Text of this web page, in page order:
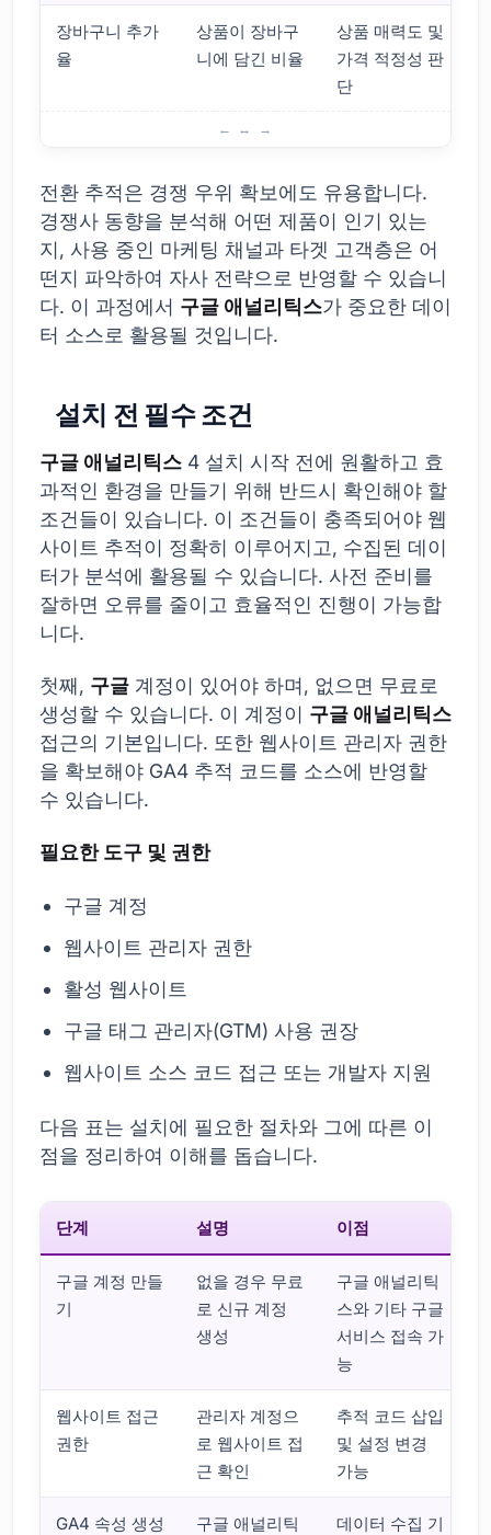
장바구니 추가
율
상품이 장바구
니에 담긴 비율
상품 매력도 및
가격 적정성 판
단
전환 추적은 경쟁 우위 확보에도 유용합니다.
경쟁사 동향을 분석해 어떤 제품이 인기 있는
지, 사용 중인 마케팅 채널과 타겟 고객층은 어
떤지 파악하여 자사 전략으로 반영할 수 있습니
다. 이 과정에서 구글 애널리틱스가 중요한 데이
터 소스로 활용될 것입니다.
설치 전 필수 조건
구글 애널리틱스 4 설치 시작 전에 원활하고 효
과적인 환경을 만들기 위해 반드시 확인해야 할
조건들이 있습니다. 이 조건들이 충족되어야 웹
사이트 추적이 정확히 이루어지고, 수집된 데이
터가 분석에 활용될 수 있습니다. 사전 준비를
잘하면 오류를 줄이고 효율적인 진행이 가능합
니다.
첫째, 구글 계정이 있어야 하며, 없으면 무료로
생성할 수 있습니다. 이 계정이 구글 애널리틱스
접근의 기본입니다. 또한 웹사이트 관리자 권한
을 확보해야 GA4 추적 코드를 소스에 반영할
수 있습니다.
필요한 도구 및 권한
구글 계정
웹사이트 관리자 권한
활성 웹사이트
구글 태그 관리자(GTM) 사용 권장
웹사이트 소스 코드 접근 또는 개발자 지원
다음 표는 설치에 필요한 절차와 그에 따른 이
점을 정리하여 이해를 돕습니다.
단계 설명 이점
구글 계정 만들
기
없을 경우 무료
로 신규 계정
생성
구글 애널리틱
스와 기타 구글
서비스 접속 가
능
웹사이트 접근
권한
관리자 계정으
로 웹사이트 접
근 확인
추적 코드 삽입
및 설정 변경
가능
GA4 속성 생성
구글 애널리틱
데이터 수집 기